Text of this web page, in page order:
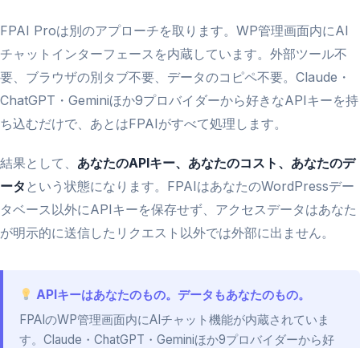
FPAI Proは別のアプローチを取ります。WP管理画面内にAI
チャットインターフェースを内蔵しています。外部ツール不
要、ブラウザの別タブ不要、データのコピペ不要。Claude・
ChatGPT・Geminiほか9プロバイダーから好きなAPIキーを持
ち込むだけで、あとはFPAIがすべて処理します。
結果として、 あなたのAPIキー、あなたのコスト、あなたのデ
ータ という状態になります。FPAIはあなたのWordPressデー
タベース以外にAPIキーを保存せず、アクセスデータはあなた
が明示的に送信したリクエスト以外では外部に出ません。
APIキーはあなたのもの。データもあなたのもの。
FPAIのWP管理画面内にAIチャット機能が内蔵されていま
す。Claude・ChatGPT・Geminiほか9プロバイダーから好